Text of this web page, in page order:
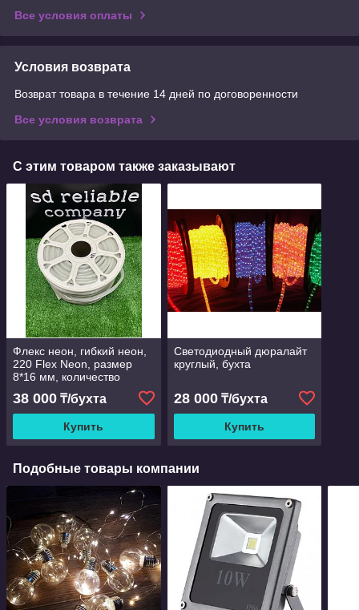
Все условия оплаты
Условия возврата
Возврат товара в течение 14 дней по договоренности
Все условия возврата
С этим товаром также заказывают
Флекс неон, гибкий неон,
220 Flex Neon, размер
8*16 мм, количество
диодов 11 000 штук
38 000 ₸/бухта
Купить
Светодиодный дюралайт
круглый, бухта
28 000₸/бухта
Купить
Подобные товары компании